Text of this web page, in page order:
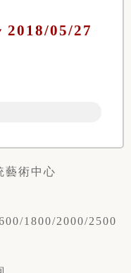
2018/05/27
藝術中心
1800/2000/2500